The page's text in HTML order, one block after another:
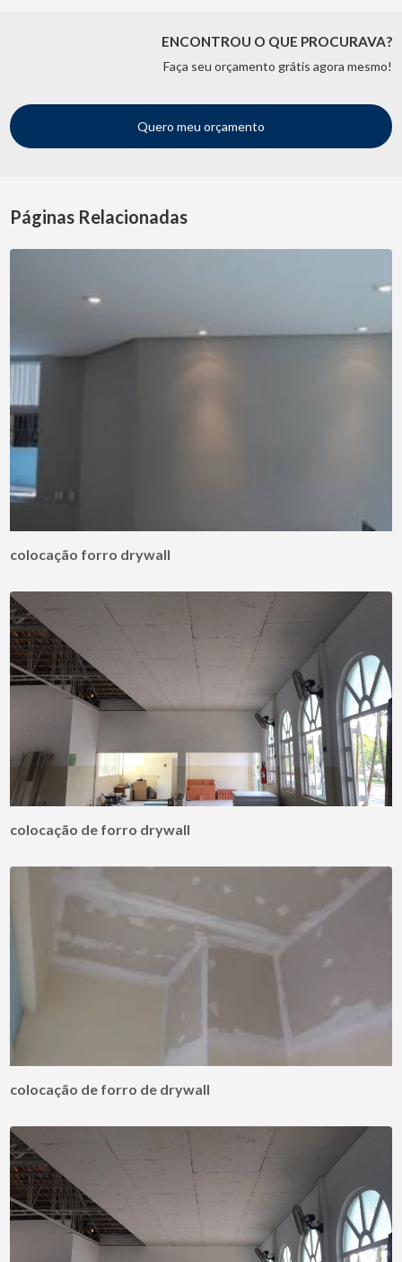
ENCONTROU O QUE PROCURAVA?
Faça seu orçamento grátis agora mesmo!
Quero meu orçamento
Páginas Relacionadas
colocação forro drywall
colocação de forro drywall
colocação de forro de drywall